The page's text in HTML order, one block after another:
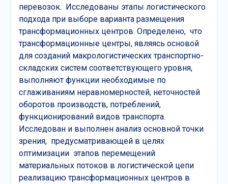
перевозок. Исследованы этапы логистического
подхода при выборе варианта размещения
трансформационных центров. Определено, что
трансформационные центры, являясь основой
для созданий макрологистических транспортно-
складских систем соответствующего уровня,
выполняют функции необходимые по
сглаживаниям неравномерностей, неточностей
оборотов производств, потреблений,
функционирований видов транспорта.
Исследован и выполнен анализ основной точки
зрения, предусматривающей в целях
оптимизации этапов перемещений
материальных потоков в логистической цепи
реализацию трансформационных центров в